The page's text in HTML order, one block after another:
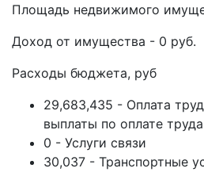
Площадь недвижимого
Доход от имущества - 0 руб.
Расходы бюджета, руб
29,683,435 - Оплата
выплаты по оплате труда
0 - Услуги связи
30,037 - Транспортные